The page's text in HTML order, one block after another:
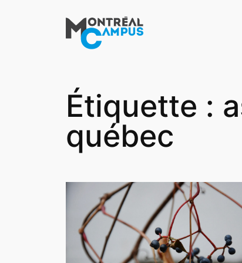
Étiquette :
québec